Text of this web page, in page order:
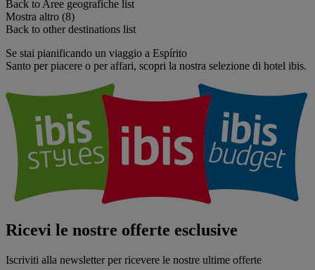
Back to Aree geografiche list
Mostra altro (8)
Back to other destinations list
Se stai pianificando un viaggio a Espírito
Santo per piacere o per affari, scopri la nostra selezione di hotel ibis.
Ricevi le nostre offerte esclusive
Iscriviti alla newsletter per ricevere le nostre ultime offerte